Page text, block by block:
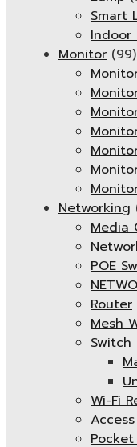
Smart
Indoor
Monitor (99)
Networking
Media
POE
Router
Mesh
Switch
Wi-Fi
Pocket